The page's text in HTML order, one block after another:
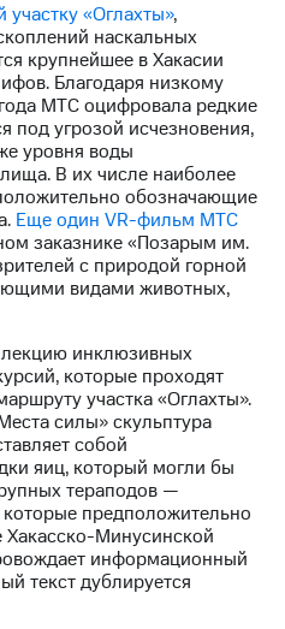
«Оглахты»,
наскальных
крупнейшее в Хакасии
Благодаря низкому
МТС оцифровала редкие
под угрозой исчезновения,
уровня воды
В их числе наиболее
обозначающие
Еще один VR-фильм МТС
заказнике «Позарым им.
с природой горной
видами животных,
инклюзивных
которые проходят
участка «Оглахты».
силы» скульптура
собой
яиц, который могли бы
тераподов —
предположительно
Хакасско-Минусинской
информационный
текст дублируется